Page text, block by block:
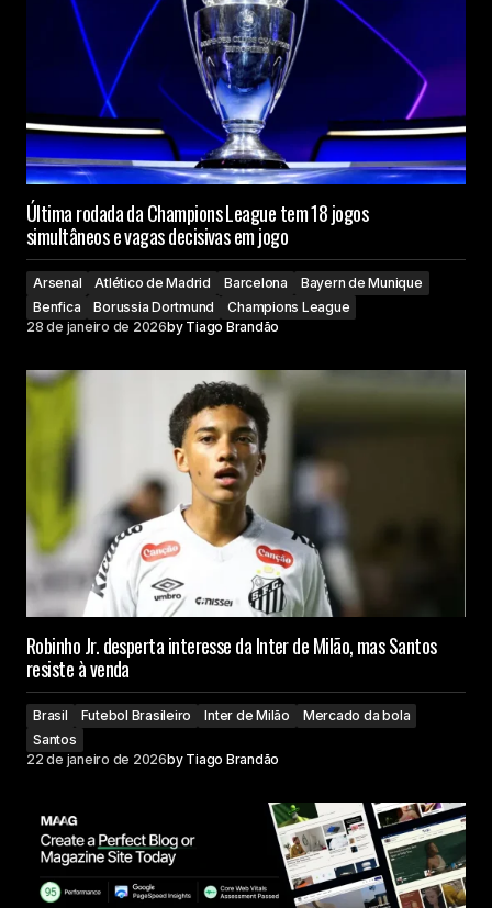
Última rodada da Champions League tem 18 jogos
simultâneos e vagas decisivas em jogo
Arsenal Atlético de Madrid Barcelona
Bayern de Munique
Benfica
Borussia Dortmund
Champions League
28 de janeiro de 2026by Tiago Brandão
Robinho Jr. desperta interesse da Inter de Milão, mas Santos
resiste à venda
Brasil Futebol Brasileiro Inter de Milão
Mercado da bola
Santos
22 de janeiro de 2026by Tiago Brandão